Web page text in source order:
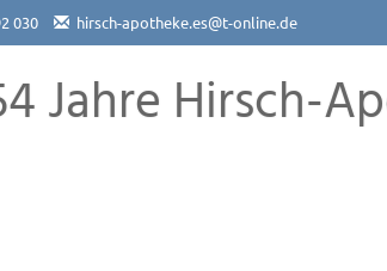
030 hirsch-apotheke.es@t-online.de
Jahre Hirsch-